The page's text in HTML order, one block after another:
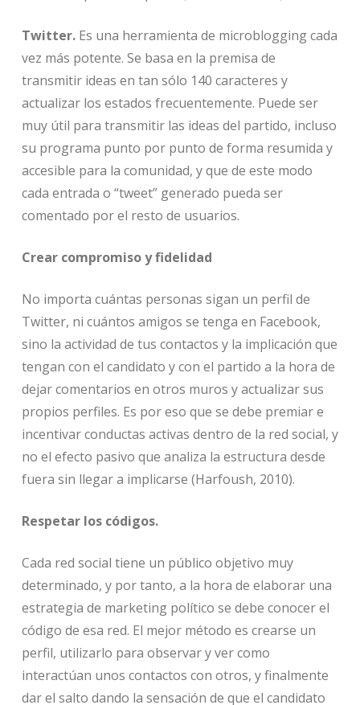
Twitter.Es una herramienta de microblogging cada
vez más potente. Se basa en la premisa de
transmitir ideas en tan sólo 140 caracteres y
actualizar los estados frecuentemente. Puede ser
muy útil para transmitir las ideas del partido, incluso
su programa punto por punto de forma resumida y
accesible para la comunidad, y que de este modo
cada entrada o “tweet” generado pueda ser
comentado por el resto de usuarios.
Crear compromiso y fidelidad
No importa cuántas personas sigan un perfil de
Twitter, ni cuántos amigos se tenga en Facebook,
sino la actividad de tus contactos y la implicación que
tengan con el candidato y con el partido a la hora de
dejar comentarios en otros muros y actualizar sus
propios perfiles. Es por eso que se debe premiar e
incentivar conductas activas dentro de la red social, y
no el efecto pasivo que analiza la estructura desde
fuera sin llegar a implicarse (Harfoush, 2010).
Respetar los códigos.
Cada red social tiene un público objetivo muy
determinado, y por tanto, a la hora de elaborar una
estrategia de marketing político se debe conocer el
código de esa red. El mejor método es crearse un
perfil, utilizarlo para observar y ver como
interactúan unos contactos con otros, y finalmente
dar el salto dando la sensación de que el candidato